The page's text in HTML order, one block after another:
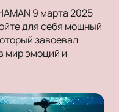
9 марта 2025
для себя мощный
завоевал
мир эмоций и